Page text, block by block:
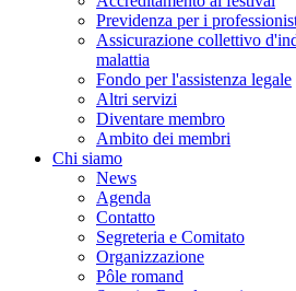
Previdenza per i
Assicurazione collettivo
malattia
Fondo per l'assistenza legale
Altri servizi
Diventare membro
Ambito dei membri
Chi siamo
News
Agenda
Contatto
Segreteria e Comitato
Organizzazione
Pôle romand